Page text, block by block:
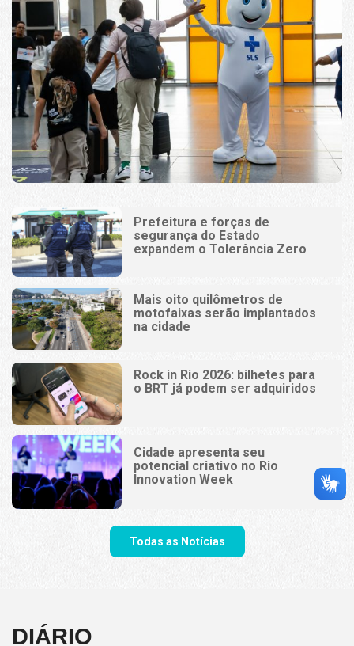
Prefeitura e forças de
segurança do Estado
expandem o Tolerância Zero
Mais oito quilômetros de
motofaixas serão implantados
na cidade
Rock in Rio 2026: bilhetes para
o BRT já podem ser adquiridos
Cidade apresenta seu
potencial criativo no Rio
Innovation Week
Todas as Notícias
DIÁRIO